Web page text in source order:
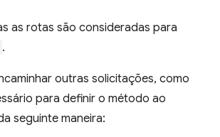
as rotas são consideradas para
.
outras solicitações, como
para definir o método ao
seguinte maneira: